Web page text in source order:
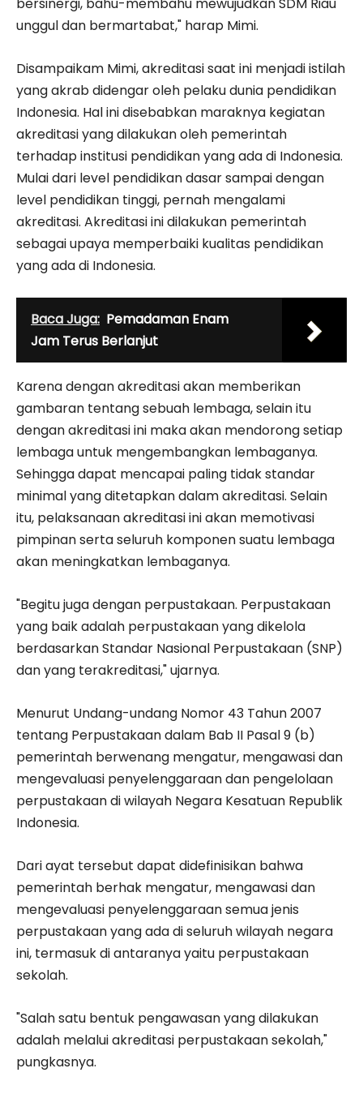
unggul dan bermartabat," harap Mimi.
Disampaikam Mimi, akreditasi saat ini menjadi istilah
yang akrab didengar oleh pelaku dunia pendidikan
Indonesia. Hal ini disebabkan maraknya kegiatan
akreditasi yang dilakukan oleh pemerintah
terhadap institusi pendidikan yang ada di Indonesia.
Mulai dari level pendidikan dasar sampai dengan
level pendidikan tinggi, pernah mengalami
akreditasi. Akreditasi ini dilakukan pemerintah
sebagai upaya memperbaiki kualitas pendidikan
yang ada di Indonesia.
Baca Juga: Pemadaman Enam
Jam Terus Berlanjut
Karena dengan akreditasi akan memberikan
gambaran tentang sebuah lembaga, selain itu
dengan akreditasi ini maka akan mendorong setiap
lembaga untuk mengembangkan lembaganya.
Sehingga dapat mencapai paling tidak standar
minimal yang ditetapkan dalam akreditasi. Selain
itu, pelaksanaan akreditasi ini akan memotivasi
pimpinan serta seluruh komponen suatu lembaga
akan meningkatkan lembaganya.
"Begitu juga dengan perpustakaan. Perpustakaan
yang baik adalah perpustakaan yang dikelola
berdasarkan Standar Nasional Perpustakaan (SNP)
dan yang terakreditasi," ujarnya.
Menurut Undang-undang Nomor 43 Tahun 2007
tentang Perpustakaan dalam Bab II Pasal 9 (b)
pemerintah berwenang mengatur, mengawasi dan
mengevaluasi penyelenggaraan dan pengelolaan
perpustakaan di wilayah Negara Kesatuan Republik
Indonesia.
Dari ayat tersebut dapat didefinisikan bahwa
pemerintah berhak mengatur, mengawasi dan
mengevaluasi penyelenggaraan semua jenis
perpustakaan yang ada di seluruh wilayah negara
ini, termasuk di antaranya yaitu perpustakaan
sekolah.
"Salah satu bentuk pengawasan yang dilakukan
adalah melalui akreditasi perpustakaan sekolah,"
pungkasnya.